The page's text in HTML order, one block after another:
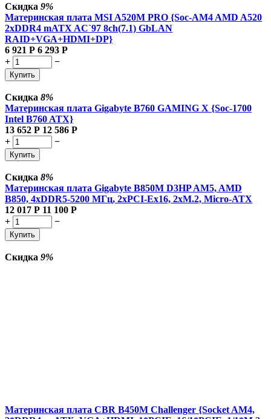
Скидка 9%
Материнская плата MSI A520M PRO {Soc-AM4 AMD A520
2xDDR4 mATX AC`97 8ch(7.1) GbLAN
RAID+VGA+HDMI+DP}
6 921 Р 6 293 Р
+
−
Купить
Скидка 8%
Материнская плата Gigabyte B760 GAMING X {Soc-1700
Intel B760 ATX}
13 652 Р 12 586 Р
+
−
Купить
Скидка 8%
Материнская плата Gigabyte B850M D3HP AM5, AMD
B850, 4xDDR5-5200 МГц, 2xPCI-Ex16, 2xM.2, Micro-ATX
12 017 Р 11 100 Р
+
−
Купить
Скидка 9%
Материнская плата CBR B450M Challenger {Socket AM4,